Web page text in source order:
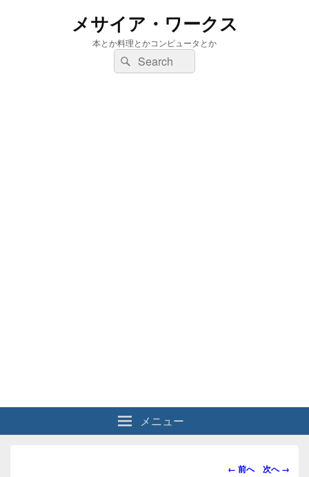
メサイア・ワークス
本とか料理とかコンピュータとか
検
索:
検
索
メニュー
画
← 前へ 次へ →